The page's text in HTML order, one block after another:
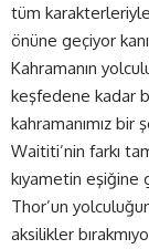
tüm
önüne geçiyor
Kahramanın
keşfedene kadar
kahramanımız
Waititi’nin farkı
kıyametin eşiğine
Thor’un
aksilikler